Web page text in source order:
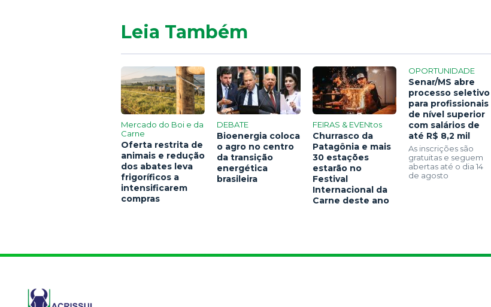
Leia Também
Mercado do Boi e da
Carne
Oferta restrita de
animais e redução
dos abates leva
frigoríficos a
intensificarem
compras
DEBATE
Bioenergia coloca
o agro no centro
da transição
energética
brasileira
FEIRAS & EVENtos
Churrasco da
Patagônia e mais
30 estações
estarão no
Festival
Internacional da
Carne deste ano
OPORTUNIDADE
Senar/MS abre
processo seletivo
para profissionais
de nível superior
com salários de
até R$ 8,2 mil
As inscrições são
gratuitas e seguem
abertas até o dia 14
de agosto